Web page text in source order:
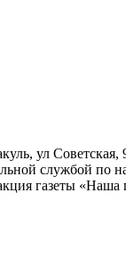
ул Советская,
службой по
газеты «Наша